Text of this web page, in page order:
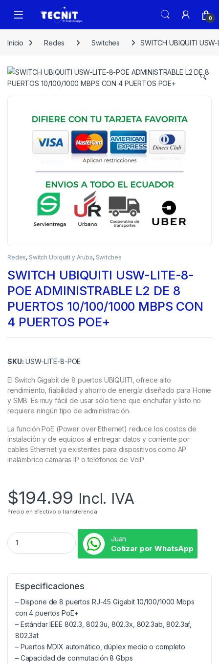
0
Inicio Redes Switches SWITCH UBIQUITI
🔍
Redes, Switch Ubiquiti y Aruba, Switches
SWITCH UBIQUITI USW-LITE-8-
POE ADMINISTRABLE L2 DE 8
PUERTOS 10/100/1000 MBPS CON
4 PUERTOS POE+
SKU: USW-LITE-8-POE
El Switch Gigabit de 8 puertos UBIQUITI, ofrece alto
rendimiento, fiabilidad y ahorro de energía diseñado para Home
y SMB. Es muy fácil de usar sólo tiene que enchufar y listo no
requiere ningún tipo de administración.
La función PoE (Power over Ethernet) reduce los costos de
instalación y de equipos al entregar datos y corriente por
cables Ethernet ya existentes para dispositivos como AP
inalámbrico cámaras IP o teléfonos de VoIP.
$194.99 Incl. IVA
Precio en efectivo o transferencia
Juan
Cotizar por WhatsApp
Especificaciones
– Dispone de 8 puertos RJ-45 Gigabit 10/100/1000 Mbps
con 4 puertos PoE+
– Estándar IEEE 802.3, 802.3u, 802.3x, 802.3ab, 802.3af,
802.3at
– Puertos MDIX automático, dúplex medio o completo
– Capacidad de conmutación 8 Gbps